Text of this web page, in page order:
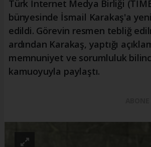
Türk İnternet Medya Birliği
bünyesinde İsmail Karakaş'a
edildi. Görevin resmen tebliğ
ardından Karakaş, yaptığı
memnuniyet ve sorumluluk
kamuoyuyla paylaştı.